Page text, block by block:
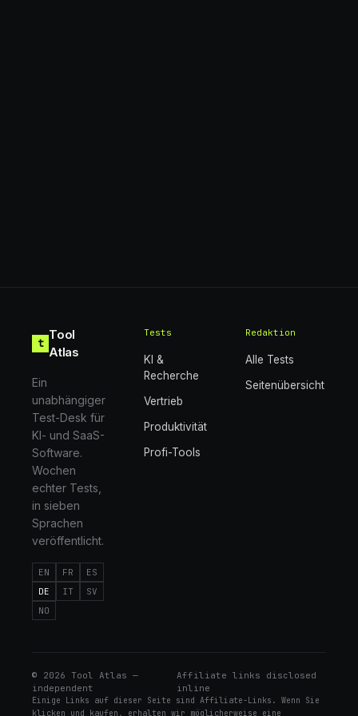
t
Tool
Atlas
Ein
unabhängiger
Test-Desk für
KI- und SaaS-
Software.
Wochen
echter Tests,
in sieben
Sprachen
veröffentlicht.
EN FR
ES
DE
IT
SV
NO
Tests
KI &
Recherche
Vertrieb
Produktivität
Profi-Tools
Redaktion
Alle Tests
Seitenübersicht
© 2026 Tool Atlas —
independent
Affiliate links disclosed
inline
Einige Links auf dieser Seite sind Affiliate-Links. Wenn Sie
klicken und kaufen, erhalten wir möglicherweise eine